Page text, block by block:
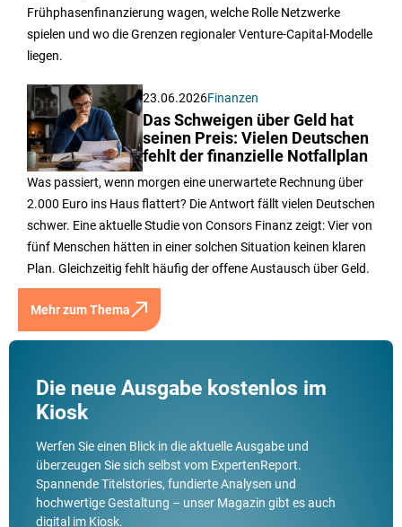
Frühphasenfinanzierung wagen, welche Rolle Netzwerke
spielen und wo die Grenzen regionaler Venture-Capital-Modelle
liegen.
23.06.2026Finanzen
Das Schweigen über Geld hat
seinen Preis: Vielen Deutschen
fehlt der finanzielle Notfallplan
Was passiert, wenn morgen eine unerwartete Rechnung über
2.000 Euro ins Haus flattert? Die Antwort fällt vielen Deutschen
schwer. Eine aktuelle Studie von Consors Finanz zeigt: Vier von
fünf Menschen hätten in einer solchen Situation keinen klaren
Plan. Gleichzeitig fehlt häufig der offene Austausch über Geld.
Mehr zum Thema
Die neue Ausgabe kostenlos im
Kiosk
Werfen Sie einen Blick in die aktuelle Ausgabe und
überzeugen Sie sich selbst vom ExpertenReport.
Spannende Titelstories, fundierte Analysen und
hochwertige Gestaltung – unser Magazin gibt es auch
digital im Kiosk.